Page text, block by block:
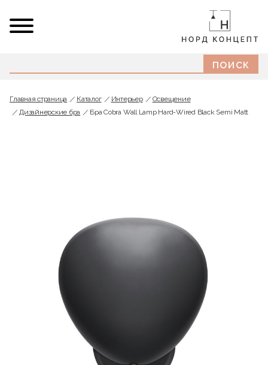
Главная страница Каталог Интерьер
Освещение
Дизайнерские бра
Бра Cobra Wall Lamp Hard-Wired Black Semi Matt